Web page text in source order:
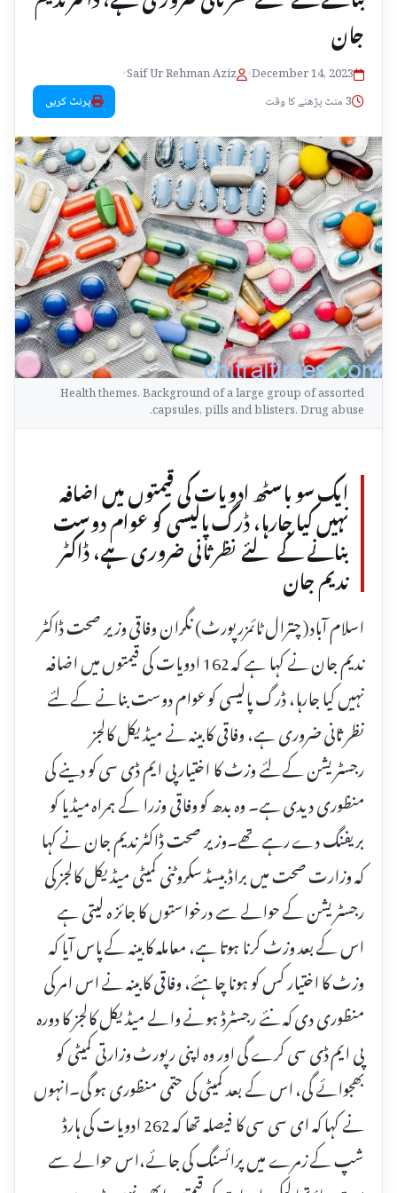
جان
December 14, 2023
•
Saif Ur Rehman Aziz
•
3 منٹ پڑھنے کا وقت
پرنٹ کریں
Health themes. Background of a large group of assorted
capsules, pills and blisters. Drug abuse.
ایک سو باسٹھ ادویات کی قیمتوں میں اضافہ
نہیں کیا جارہا، ڈرگ پالیسی کو عوام دوست
بنانے کے لئے نظر ثانی ضروری ہے، ڈاکٹر
ندیم جان
اسلام آباد( چترال ٹائمزرپورٹ) نگران وفاقی وزیر صحت ڈاکٹر
ندیم جان نے کہا ہے کہ 162 ادویات کی قیمتوں میں اضافہ
نہیں کیا جارہا، ڈرگ پالیسی کو عوام دوست بنانے کے لئے
نظر ثانی ضروری ہے، وفاقی کابینہ نے میڈیکل کالجز
رجسٹریشن کے لئے وزٹ کا اختیار پی ایم ڈی سی کو دینے کی
منظوری دیدی ہے۔ وہ بدھ کو وفاقی وزرا کے ہمراہ میڈیا کو
بریفنگ دے رہے تھے۔وزیر صحت ڈاکٹر ندیم جان نے کہا
کہ وزارت صحت میں براڈ بیسڈ سکروٹنی کمیٹی میڈیکل کالجز کی
رجسٹریشن کے حوالے سے درخواستوں کا جائز ہ لیتی ہے
اس کے بعد وزٹ کرنا ہوتا ہے، معاملہ کابینہ کے پاس آیا کہ
وزٹ کا اختیار کس کو ہونا چاہئے، وفاقی کابینہ نے اس امر کی
منظوری دی کہ نئے رجسٹرڈ ہونے والے میڈیکل کالجز کا دورہ
پی ایم ڈی سی کرے گی اور وہ اپنی رپورٹ وزارتی کمیٹی کو
بھجوائے گی، اس کے بعد کمیٹی کی حتمی منظوری ہو گی۔انہوں
نے کہا کہ ای سی سی کا فیصلہ تھا کہ 262 ادویات کی ہارڈ
شپ کے زمرے میں پرائسنگ کی جائے،اس حوالے سے